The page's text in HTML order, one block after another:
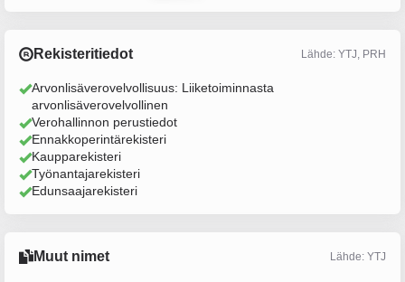
Rekisteritiedot Lähde: YTJ, PRH
Arvonlisäverovelvollisuus: Liiketoiminnasta
arvonlisäverovelvollinen
Verohallinnon perustiedot
Ennakkoperintärekisteri
Kaupparekisteri
Työnantajarekisteri
Edunsaajarekisteri
Muut nimet Lähde: YTJ